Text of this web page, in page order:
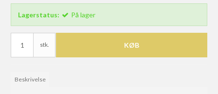
Lagerstatus: På lager
stk. KØB
Beskrivelse